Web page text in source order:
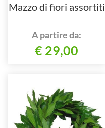
Mazzo di fiori assortiti
A partire da:
€ 29,00